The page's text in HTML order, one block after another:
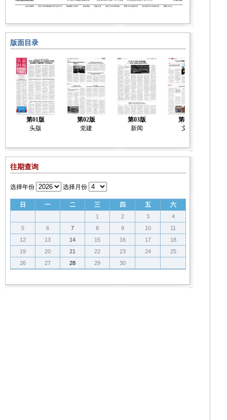
版面目录
第01版
头版
第02版
党建
第03版
新闻
第04版
文化
往期查询
选择年份 选择月份
日 一 二 三 四 五 六
1 2 3
4
5
6 7 8 9 10
11
12
13 14 15 16 17
18
19
20 21 22 23 24
25
26
27 28 29 30